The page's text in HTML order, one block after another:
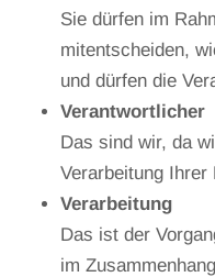
Sie dürfen im
mitentscheiden,
und dürfen die
Verantwortlicher
Das sind wir, da
Verarbeitung
Verarbeitung
Das ist der
im